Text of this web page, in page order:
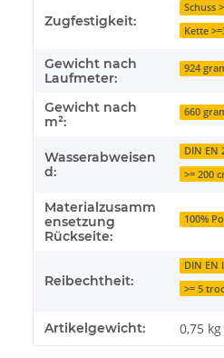
Zugfestigkeit:
Schuss
Kette
Gewicht nach
Laufmeter:
924
Gewicht nach
m²:
660
Wasserabweisen
d:
DIN EN
>= 200
Materialzusamm
ensetzung
Rückseite:
100%
Reibechtheit:
DIN EN
>= 5
Artikelgewicht: 0,75 kg